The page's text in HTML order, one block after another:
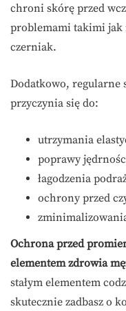
chroni skórę przed
problemami takimi jak
czerniak.
Dodatkowo, regularne
przyczynia się do:
utrzymania
poprawy
łagodzenia
ochrony przed
Ochrona przed
elementem zdrowia
stałym elementem
skutecznie zadbasz o